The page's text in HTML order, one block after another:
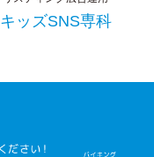
キッズSNS専科